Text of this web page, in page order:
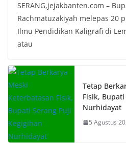
SERANG,jejakbanten.com –
Rachmatuzakiyah melepas 20
Ilmu Pendidikan Kaligrafi di
atau
Tetap
Fisik,
Nurhidayat
5 Agustus